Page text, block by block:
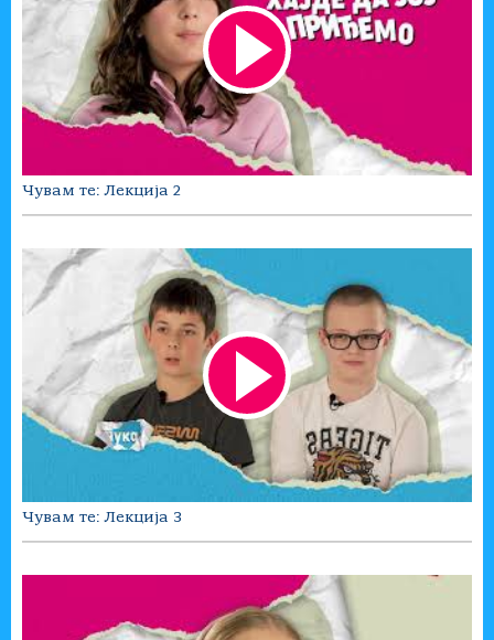
Чувам те: Лекција 2
Чувам те: Лекција 3